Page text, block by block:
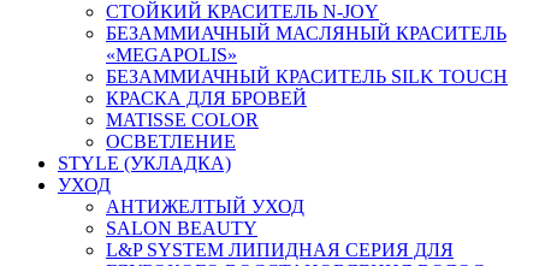
СТОЙКИЙ КРАСИТЕЛЬ N-JOY
БЕЗАММИАЧНЫЙ МАСЛЯНЫЙ КРАСИТЕЛЬ
«MEGAPOLIS»
БЕЗАММИАЧНЫЙ КРАСИТЕЛЬ SILK TOUCH
КРАСКА ДЛЯ БРОВЕЙ
MATISSE COLOR
ОСВЕТЛЕНИЕ
STYLE (УКЛАДКА)
УХОД
АНТИЖЕЛТЫЙ УХОД
SALON BEAUTY
L&P SYSTEM ЛИПИДНАЯ СЕРИЯ ДЛЯ